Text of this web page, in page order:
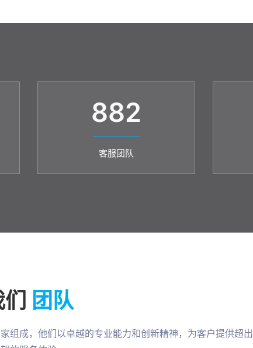
882
客服团队
们 团队
组成，他们以卓越的专业能力和创新精神，为客户提供超出